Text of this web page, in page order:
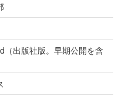
（出版社版。早期公開を含